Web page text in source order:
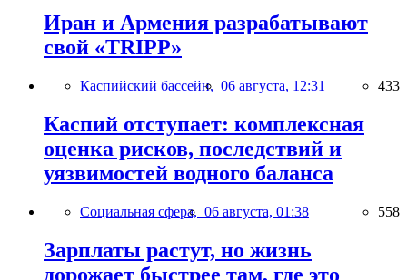
Иран и Армения разрабатывают
свой «TRIPP»
Каспийский бассейн, 06 августа, 12:31 433
Каспий отступает: комплексная
оценка рисков, последствий и
уязвимостей водного баланса
Социальная сфера, 06 августа, 01:38 558
Зарплаты растут, но жизнь
дорожает быстрее там, где это